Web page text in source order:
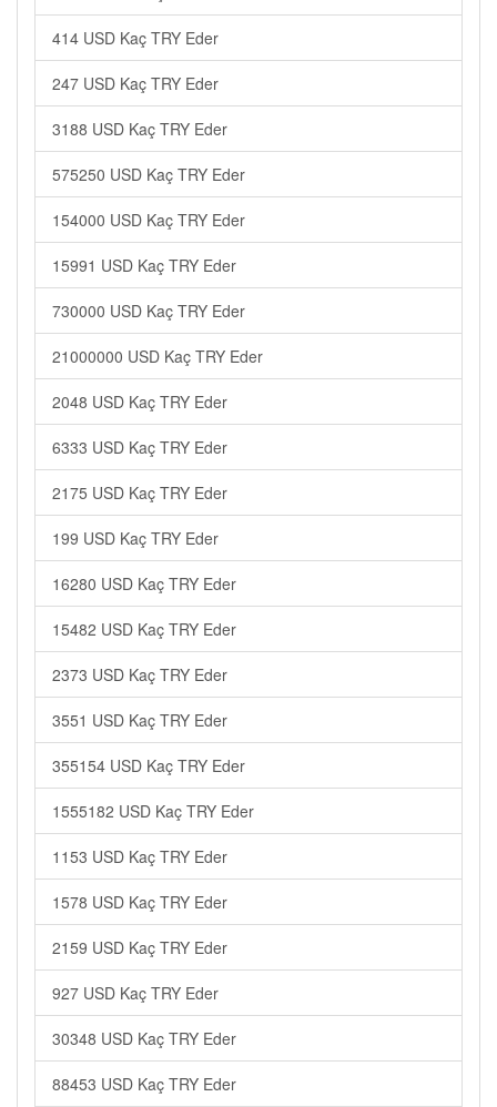
414 USD Kaç TRY Eder
247 USD Kaç TRY Eder
3188 USD Kaç TRY Eder
575250 USD Kaç TRY Eder
154000 USD Kaç TRY Eder
15991 USD Kaç TRY Eder
730000 USD Kaç TRY Eder
21000000 USD Kaç TRY Eder
2048 USD Kaç TRY Eder
6333 USD Kaç TRY Eder
2175 USD Kaç TRY Eder
199 USD Kaç TRY Eder
16280 USD Kaç TRY Eder
15482 USD Kaç TRY Eder
2373 USD Kaç TRY Eder
3551 USD Kaç TRY Eder
355154 USD Kaç TRY Eder
1555182 USD Kaç TRY Eder
1153 USD Kaç TRY Eder
1578 USD Kaç TRY Eder
2159 USD Kaç TRY Eder
927 USD Kaç TRY Eder
30348 USD Kaç TRY Eder
88453 USD Kaç TRY Eder